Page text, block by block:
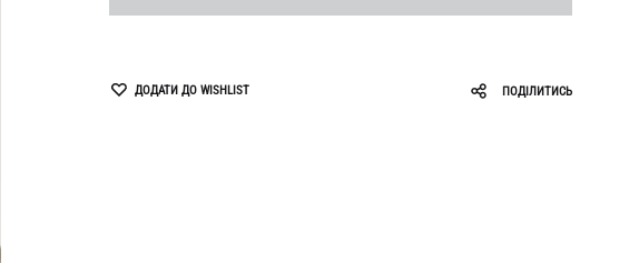
Sabotage
ДОДАТИ ДО WISHLIST ПОДІЛИТИСЬ